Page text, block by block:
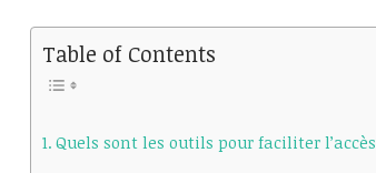
Table of Contents
Quels sont les outils pour faciliter